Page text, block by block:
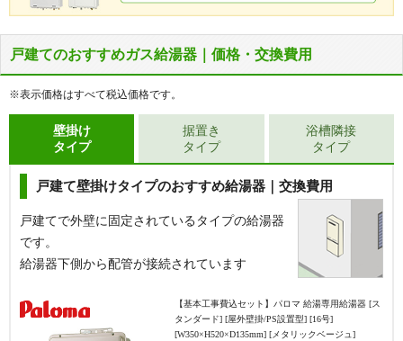
戸建てのおすすめガス給湯器｜価格・交換費用
※表示価格はすべて税込価格です。
壁掛け
タイプ
戸建て壁掛けタイプのおすすめ給湯器｜交換費用
戸建てで外壁に固定されているタイプの給湯器
です。
給湯器下側から配管が接続されています
【基本工事費込セット】
パロマ 給湯専用給湯器 [ス
タンダード] [屋外壁掛/PS設置型] [16号]
[W350×H520×D135mm] [メタリックベージュ]
据置き
タイプ
浴槽隣接
タイプ